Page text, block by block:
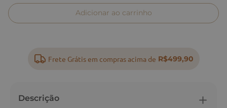
Adicionar ao carrinho
Frete Grátis em compras acima de R$499,90
Descrição